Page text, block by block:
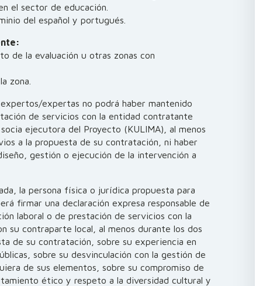
el sector de educación.
del español y portugués.
de la evaluación u otras zonas con
zona.
expertas no podrá haber mantenido
de servicios con la entidad contratante
ejecutora del Proyecto (KULIMA), al menos
a la propuesta de su contratación, ni haber
gestión o ejecución de la intervención a
la persona física o jurídica propuesta para
firmar una declaración expresa responsable de
laboral o de prestación de servicios con la
su contraparte local, al menos durante los dos
de su contratación, sobre su experiencia en
sobre su desvinculación con la gestión de
de sus elementos, sobre su compromiso de
ético y respeto a la diversidad cultural y